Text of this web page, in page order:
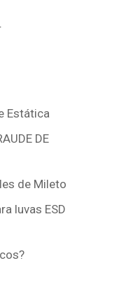
Estática
DE
de Mileto
luvas ESD